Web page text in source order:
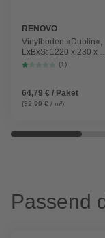
RENOVO
Vinylboden »Dublin«,
LxBxS: 1220 x 230 x 5
mm, Nebeleiche Dublin
(1)
64,79 € / Paket
(32,99 € / m²)
Passend